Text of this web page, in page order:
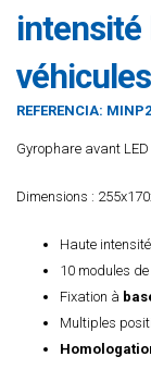
intensité
REFERENCIA:
Gyrophare avant
Dimensions :
Haute
10 modules de
Fixation à
Multiples